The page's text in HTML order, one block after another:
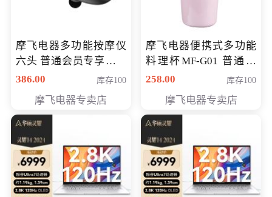
摩飞电器多功能按摩仪
六头 普通会员专享价格
199元
386.00 库存100
摩飞电器专卖店
摩飞电器便携式多功能
料理杯MF-G01 普通会
员专享价格118元
258.00 库存100
摩飞电器专卖店